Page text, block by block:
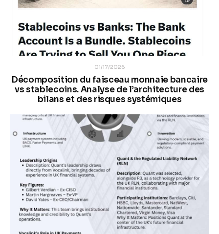
01/17/2026
Décomposition du faisceau monnaie bancaire
vs stablecoins. Analyse de l’architecture des
bilans et des risques systémiques